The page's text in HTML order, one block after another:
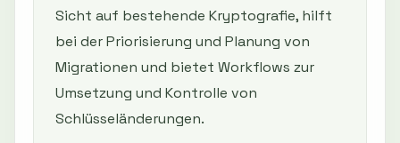
Sicht auf bestehende Kryptografie, hilft
bei der Priorisierung und Planung von
Migrationen und bietet Workflows zur
Umsetzung und Kontrolle von
Schlüsseländerungen.